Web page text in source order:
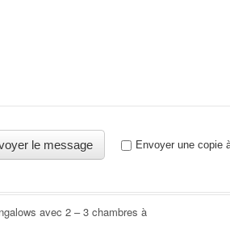
Envoyer une copie
avec 2 – 3 chambres à